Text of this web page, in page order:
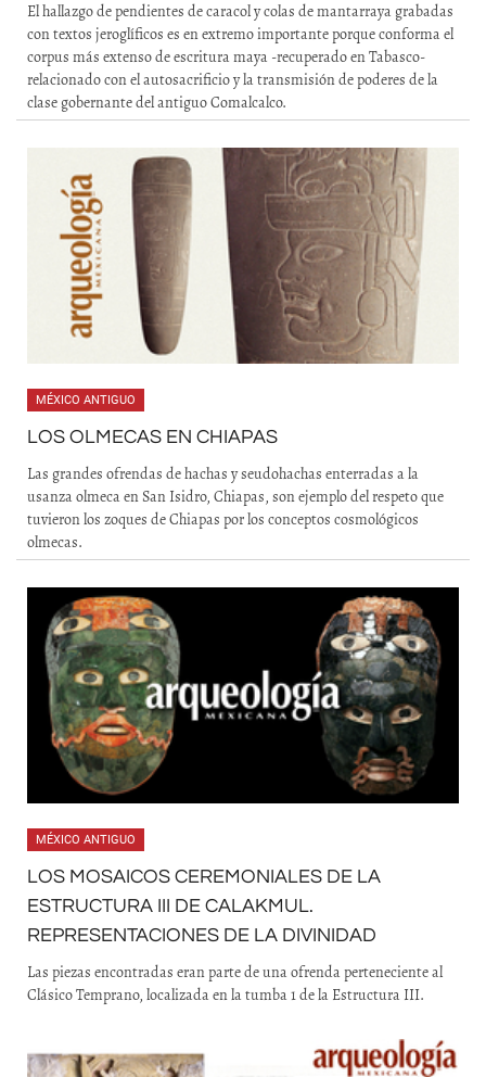
El hallazgo de pendientes de caracol y colas de mantarraya grabadas
con textos jeroglíficos es en extremo importante porque conforma el
corpus más extenso de escritura maya -recuperado en Tabasco-
relacionado con el autosacrificio y la transmisión de poderes de la
clase gobernante del antiguo Comalcalco.
MÉXICO ANTIGUO
LOS OLMECAS EN CHIAPAS
Las grandes ofrendas de hachas y seudohachas enterradas a la
usanza olmeca en San Isidro, Chiapas, son ejemplo del respeto que
tuvieron los zoques de Chiapas por los conceptos cosmológicos
olmecas.
MÉXICO ANTIGUO
LOS MOSAICOS CEREMONIALES DE LA
ESTRUCTURA III DE CALAKMUL.
REPRESENTACIONES DE LA DIVINIDAD
Las piezas encontradas eran parte de una ofrenda perteneciente al
Clásico Temprano, localizada en la tumba 1 de la Estructura III.